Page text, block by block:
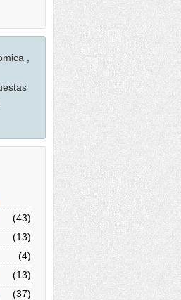
,
(43)
(13)
(4)
(13)
(37)